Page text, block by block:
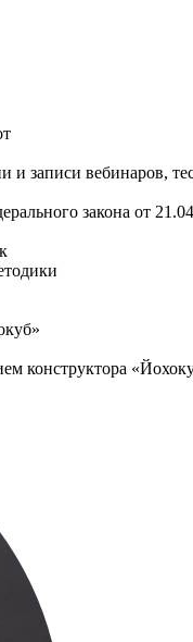
вебинаров,
закона от
конструктора